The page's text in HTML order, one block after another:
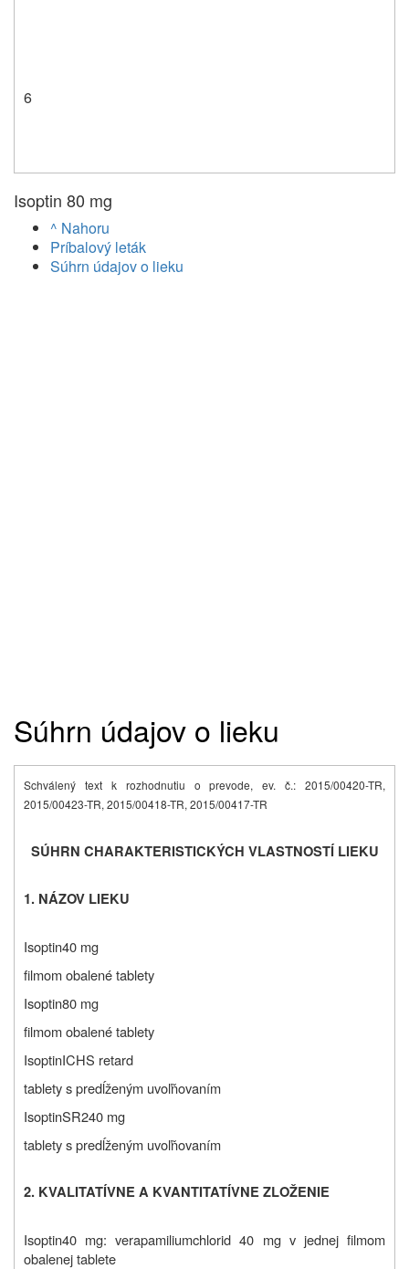
6
Isoptin 80 mg
^ Nahoru
Príbalový leták
Súhrn údajov o lieku
Súhrn údajov o lieku
Schválený text k rozhodnutiu o prevode, ev. č.: 2015/00420-TR,
2015/00423-TR, 2015/00418-TR, 2015/00417-TR
SÚHRN CHARAKTERISTICKÝCH VLASTNOSTÍ LIEKU
1. NÁZOV LIEKU
Isoptin40 mg
filmom obalené tablety
Isoptin80 mg
filmom obalené tablety
IsoptinICHS retard
tablety s predĺženým uvoľňovaním
IsoptinSR240 mg
tablety s predĺženým uvoľňovaním
2. KVALITATÍVNE A KVANTITATÍVNE ZLOŽENIE
Isoptin40 mg: verapamiliumchlorid 40 mg v jednej filmom
obalenej tablete